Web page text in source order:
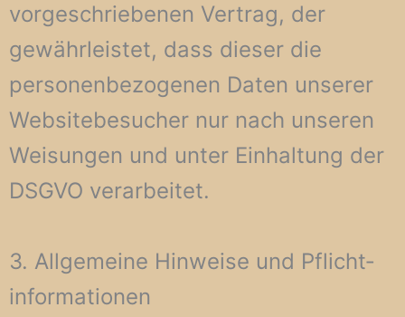
vorgeschriebenen Vertrag, der
gewährleistet, dass dieser die
personenbezogenen Daten unserer
Websitebesucher nur nach unseren
Weisungen und unter Einhaltung der
DSGVO verarbeitet.
3. Allgemeine Hinweise und Pflicht­
informationen